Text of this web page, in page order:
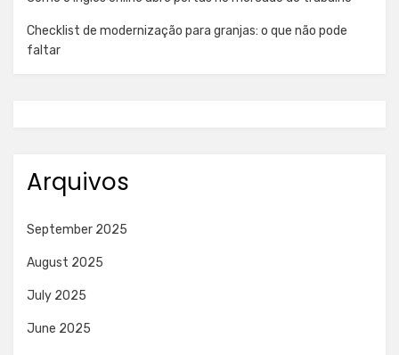
Checklist de modernização para granjas: o que não pode
faltar
Arquivos
September 2025
August 2025
July 2025
June 2025